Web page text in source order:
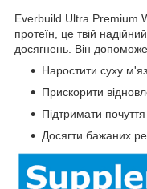
Everbuild Ultra Premium
протеїн, це твій
досягнень. Він допоможе
Наростити суху
Прискорити
Підтримати почуття
Досягти бажаних